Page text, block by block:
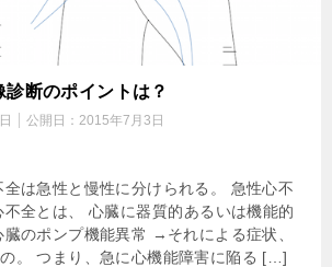
断のポイントは？
公開日： 2015年7月3日
は急性と慢性に分けられる。 急性心不
全とは、 心臓に器質的あるいは機能的
のポンプ機能異常 →それによる症状、
。 つまり、急に心機能障害に陥る […]